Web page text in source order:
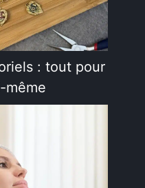
: tout pour
même